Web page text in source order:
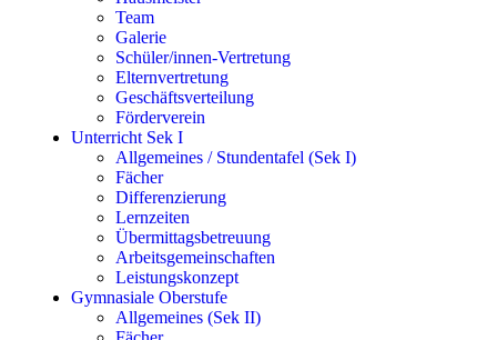
Team
Galerie
Schüler/innen-Vertretung
Elternvertretung
Geschäftsverteilung
Förderverein
Unterricht Sek I
Allgemeines / Stundentafel (Sek I)
Fächer
Differenzierung
Lernzeiten
Übermittagsbetreuung
Arbeitsgemeinschaften
Leistungskonzept
Gymnasiale Oberstufe
Allgemeines (Sek II)